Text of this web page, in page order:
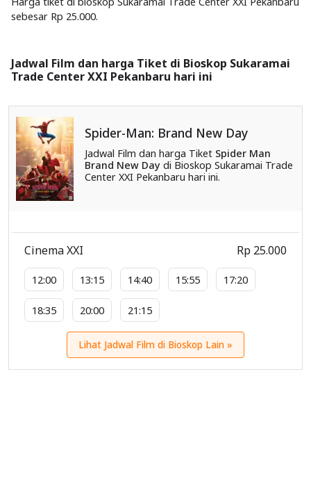
sebesar Rp 25.000.
Jadwal Film dan harga Tiket di Bioskop Sukaramai
Trade Center XXI Pekanbaru hari ini
Spider-Man: Brand New Day
Jadwal Film dan harga Tiket Spider Man
Brand New Daydi Bioskop Sukaramai Trade
Center XXI Pekanbaru hari ini.
Cinema XXI
12:00 13:15 14:40 15:55 17:20
18:35 20:00 21:15
Rp 25.000
Lihat Jadwal Film di Bioskop Lain »